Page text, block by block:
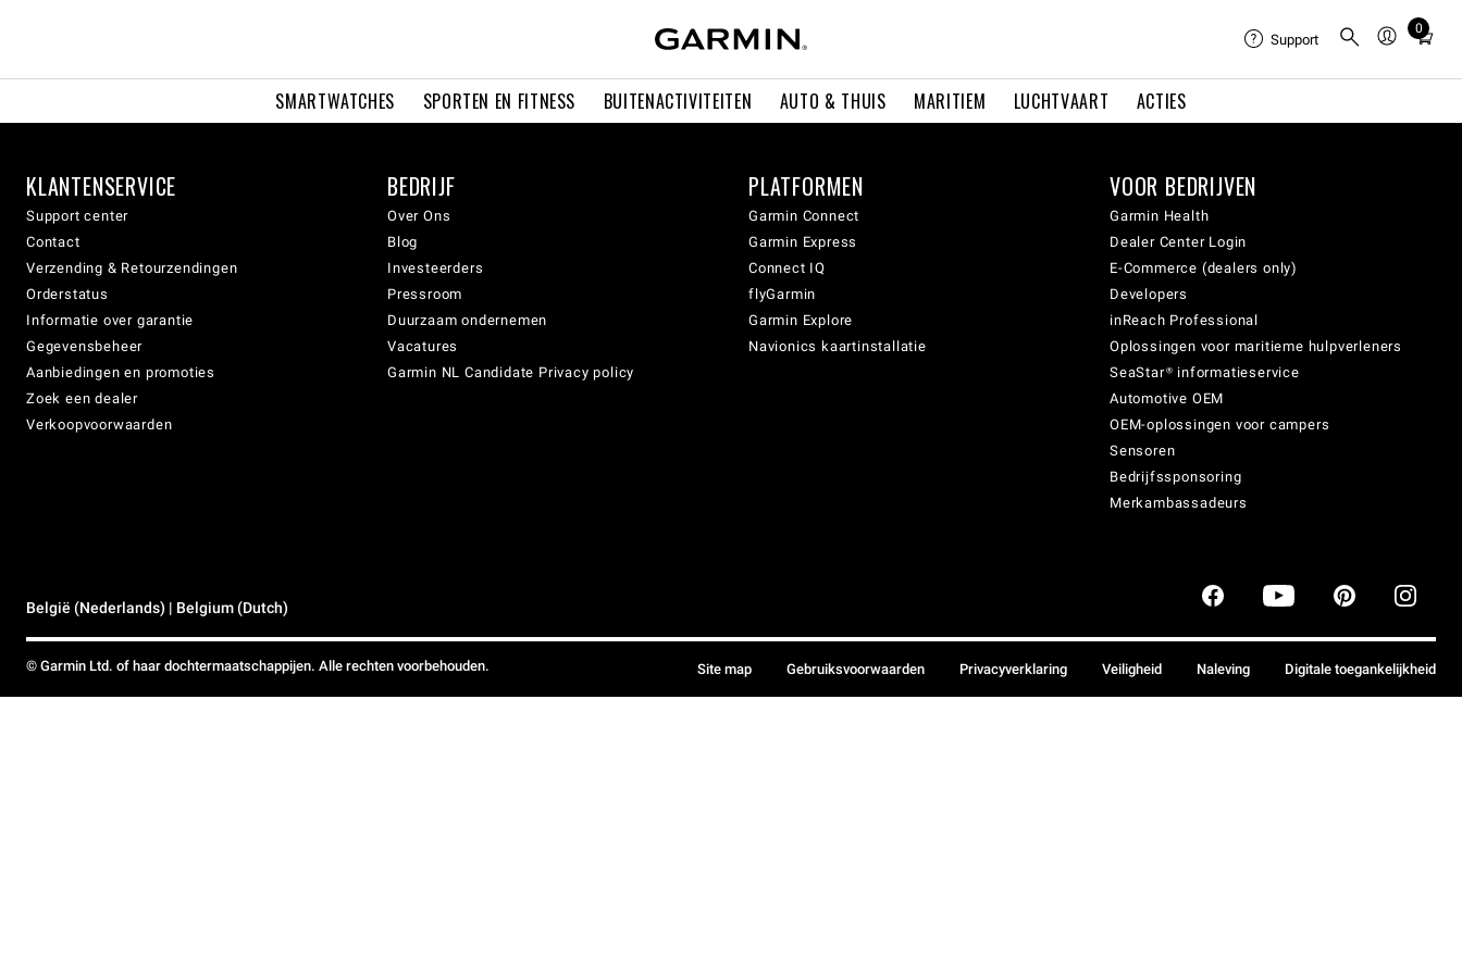
SMARTWATCHES SPORTEN EN FITNESS BUITENACTIVITEITEN AUTO & THUIS MARITIEM LUCHTVAART ACTIES
Support
0
Total
cart:
KLANTENSERVICE
Support center
Contact
Verzending & Retourzendingen
Orderstatus
Informatie over garantie
Gegevensbeheer
Aanbiedingen en promoties
Zoek een dealer
Verkoopvoorwaarden
BEDRIJF
Over Ons
Blog
Investeerders
Pressroom
Duurzaam ondernemen
Vacatures
Garmin NL Candidate Privacy policy
PLATFORMEN
Garmin Connect
Garmin Express
Connect IQ
flyGarmin
Garmin Explore
Navionics kaartinstallatie
VOOR BEDRIJVEN
Garmin Health
Dealer Center Login
E-Commerce (dealers only)
Developers
inReach Professional
Oplossingen voor maritieme hulpverleners
SeaStar® informatieservice
Automotive OEM
OEM-oplossingen voor campers
Sensoren
Bedrijfssponsoring
Merkambassadeurs
België (Nederlands) | Belgium (Dutch)
© Garmin Ltd. of haar dochtermaatschappijen. Alle rechten voorbehouden. Site map Gebruiksvoorwaarden Privacyverklaring Veiligheid Naleving Digitale toegankelijkheid